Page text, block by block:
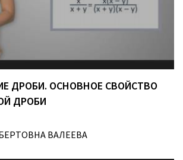
ДРОБИ. ОСНОВНОЕ СВОЙСТВО
ДРОБИ
ВАЛЕЕВА